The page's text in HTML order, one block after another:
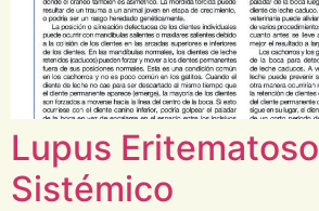
Lupus Eritematoso
Sistémico